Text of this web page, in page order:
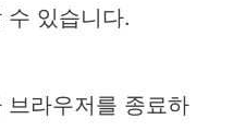
수 있습니다.
브라우저를 종료하